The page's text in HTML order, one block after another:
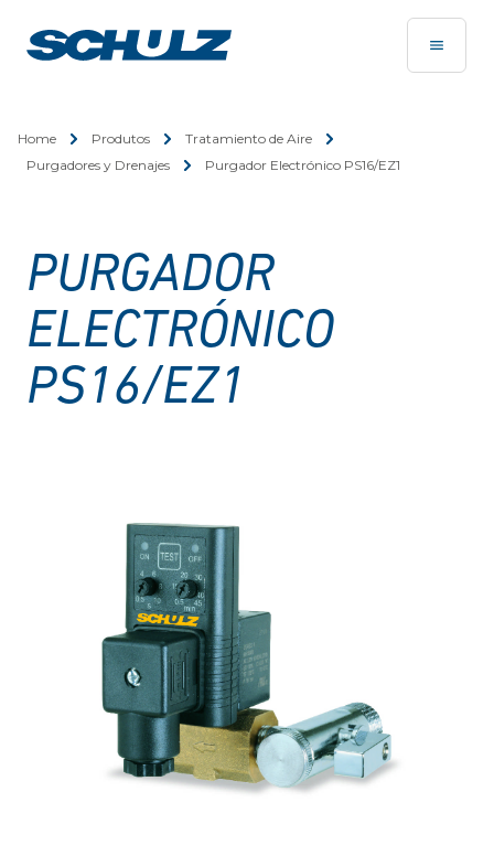
Home Produtos
Tratamiento de Aire
Purgadores y Drenajes
Purgador Electrónico PS16/EZ1
PURGADOR
ELECTRÓNICO
PS16/EZ1